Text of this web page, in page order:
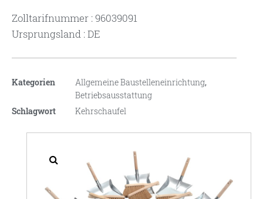
Zolltarifnummer : 96039091
Ursprungsland : DE
Kategorien Allgemeine Baustelleneinrichtung,
Betriebsausstattung
Schlagwort
Kehrschaufel